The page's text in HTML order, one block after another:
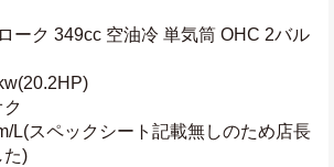
ーク 349cc 空油冷 単気筒 OHC 2バル
L(スペックシート記載無しのため店長
た)